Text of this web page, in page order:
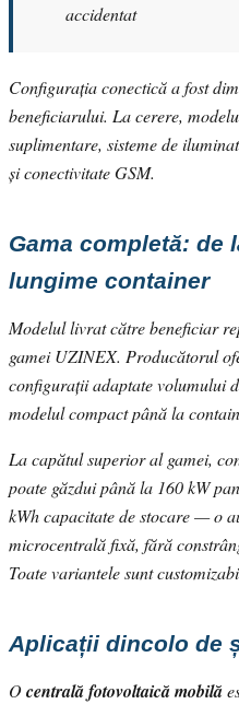
accidentat
Configurația conectică a fost
beneficiarului. La cerere,
suplimentare, sisteme de
și conectivitate GSM.
Gama completă: de
lungime container
Modelul livrat către beneficiar
gamei UZINEX. Producătorul
configurații adaptate volumului
modelul compact până la
La capătul superior al gamei,
poate găzdui până la 160 kW
kWh capacitate de stocare — o
microcentrală fixă, fără
Toate variantele sunt
Aplicații dincolo de
Ocentrală fotovoltaică mobilă